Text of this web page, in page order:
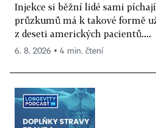
Injekce si běžní lidé sami
průzkumů má k takové formě
z deseti amerických pacientů....
6. 8. 2026 ▪ 4 min. čtení